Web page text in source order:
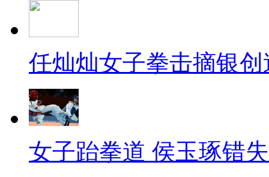
任灿灿女子拳击摘银
女子跆拳道 侯玉琢错